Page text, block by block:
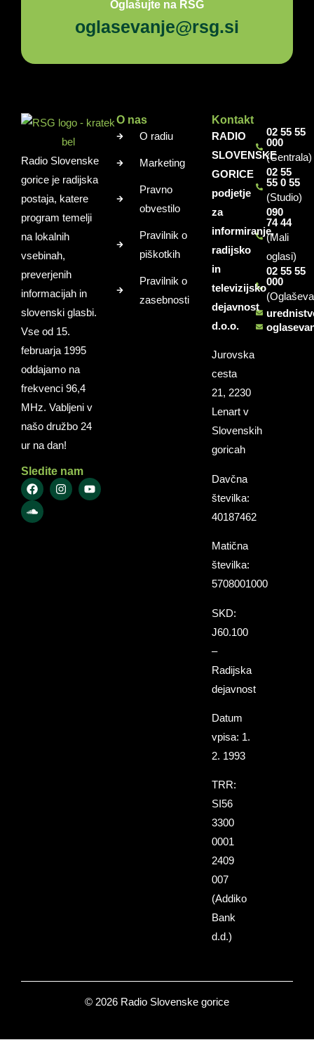
Oglašujte na RSG
oglasevanje@rsg.si
Radio Slovenske
gorice je radijska
postaja, katere
program temelji
na lokalnih
vsebinah,
preverjenih
informacijah in
slovenski glasbi.
Vse od 15.
februarja 1995
oddajamo na
frekvenci 96,4
MHz. Vabljeni v
našo družbo 24
ur na dan!
Sledite nam
O nas
O radiu
Marketing
Pravno
obvestilo
Pravilnik o
piškotkih
Pravilnik o
zasebnosti
Kontakt
RADIO
SLOVENSKE
GORICE
podjetje
za
informiranje,
radijsko
in
televizijsko
dejavnost
d.o.o.
Jurovska
cesta
21, 2230
Lenart v
Slovenskih
goricah
Davčna
številka:
40187462
Matična
številka:
5708001000
SKD:
J60.100
–
Radijska
dejavnost
Datum
vpisa: 1.
2. 1993
TRR:
SI56
3300
0001
2409
007
(Addiko
Bank
d.d.)
02 55 55
000
(Centrala)
02 55
55 0 55
(Studio)
090
74 44
(Mali
oglasi)
02 55 55
000
© 2026 Radio Slovenske gorice